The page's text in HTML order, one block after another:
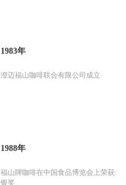
1983年
澄迈福山咖啡联合有限公司成立
1988年
福山牌咖啡在中国食品博览会上荣获
银奖